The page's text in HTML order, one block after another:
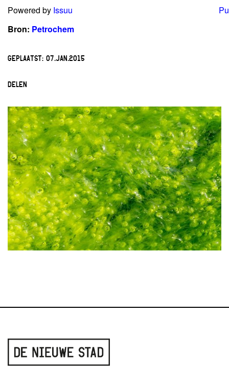
Powered by Issuu
Bron: Petrochem
GEPLAATST: 07.JAN.2015
DELEN